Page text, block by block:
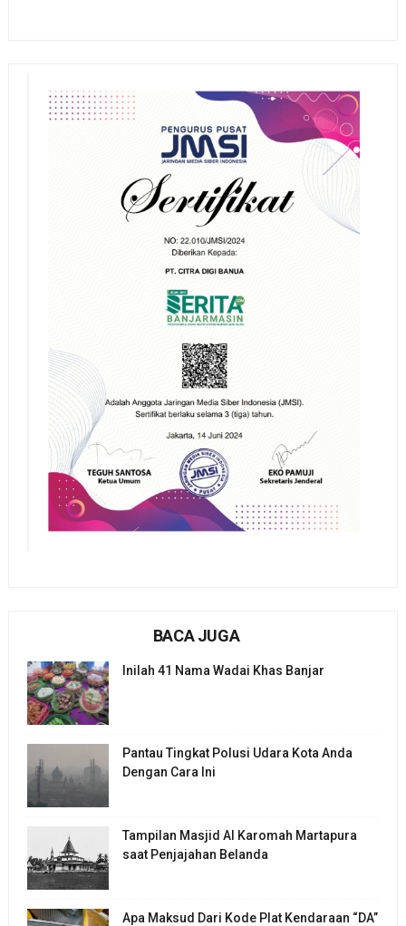
BACA JUGA
Inilah 41 Nama Wadai Khas Banjar
Pantau Tingkat Polusi Udara Kota Anda
Dengan Cara Ini
Tampilan Masjid Al Karomah Martapura
saat Penjajahan Belanda
Apa Maksud Dari Kode Plat Kendaraan “DA”